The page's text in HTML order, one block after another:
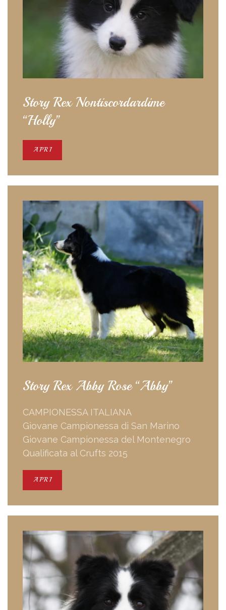
Story Rex Nontiscordardime
“Holly”
APRI
Story Rex Abby Rose “Abby”
CAMPIONESSA ITALIANA
Giovane Campionessa di San Marino
Giovane Campionessa del Montenegro
Qualificata al Crufts 2015
APRI